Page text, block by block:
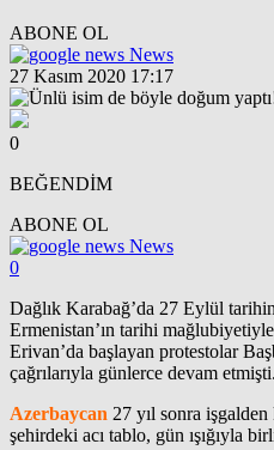
ABONE OL
News
27 Kasım 2020 17:17
0
BEĞENDİM
ABONE OL
News
0
Dağlık Karabağ’da 27 Eylül
Ermenistan’ın tarihi
Erivan’da başlayan protestolar
çağrılarıyla günlerce devam etmişti.
Azerbaycan 27 yıl sonra
şehirdeki acı tablo, gün ışığıyla